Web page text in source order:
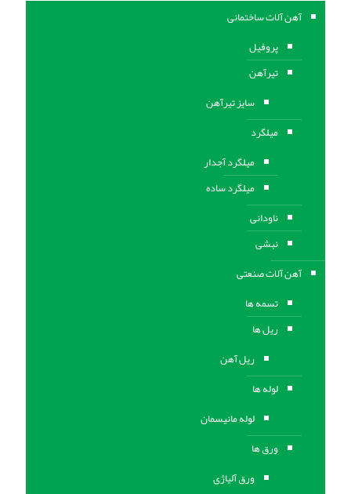
آهن آلات ساختمانی
پروفیل
تیرآهن
سایز تیرآهن
میلگرد
میلگرد آجدار
میلگرد ساده
ناودانی
نبشی
آهن آلات صنعتی
تسمه ها
ریل ها
ریل آهن
لوله ها
لوله مانیسمان
ورق ها
ورق آلیاژی